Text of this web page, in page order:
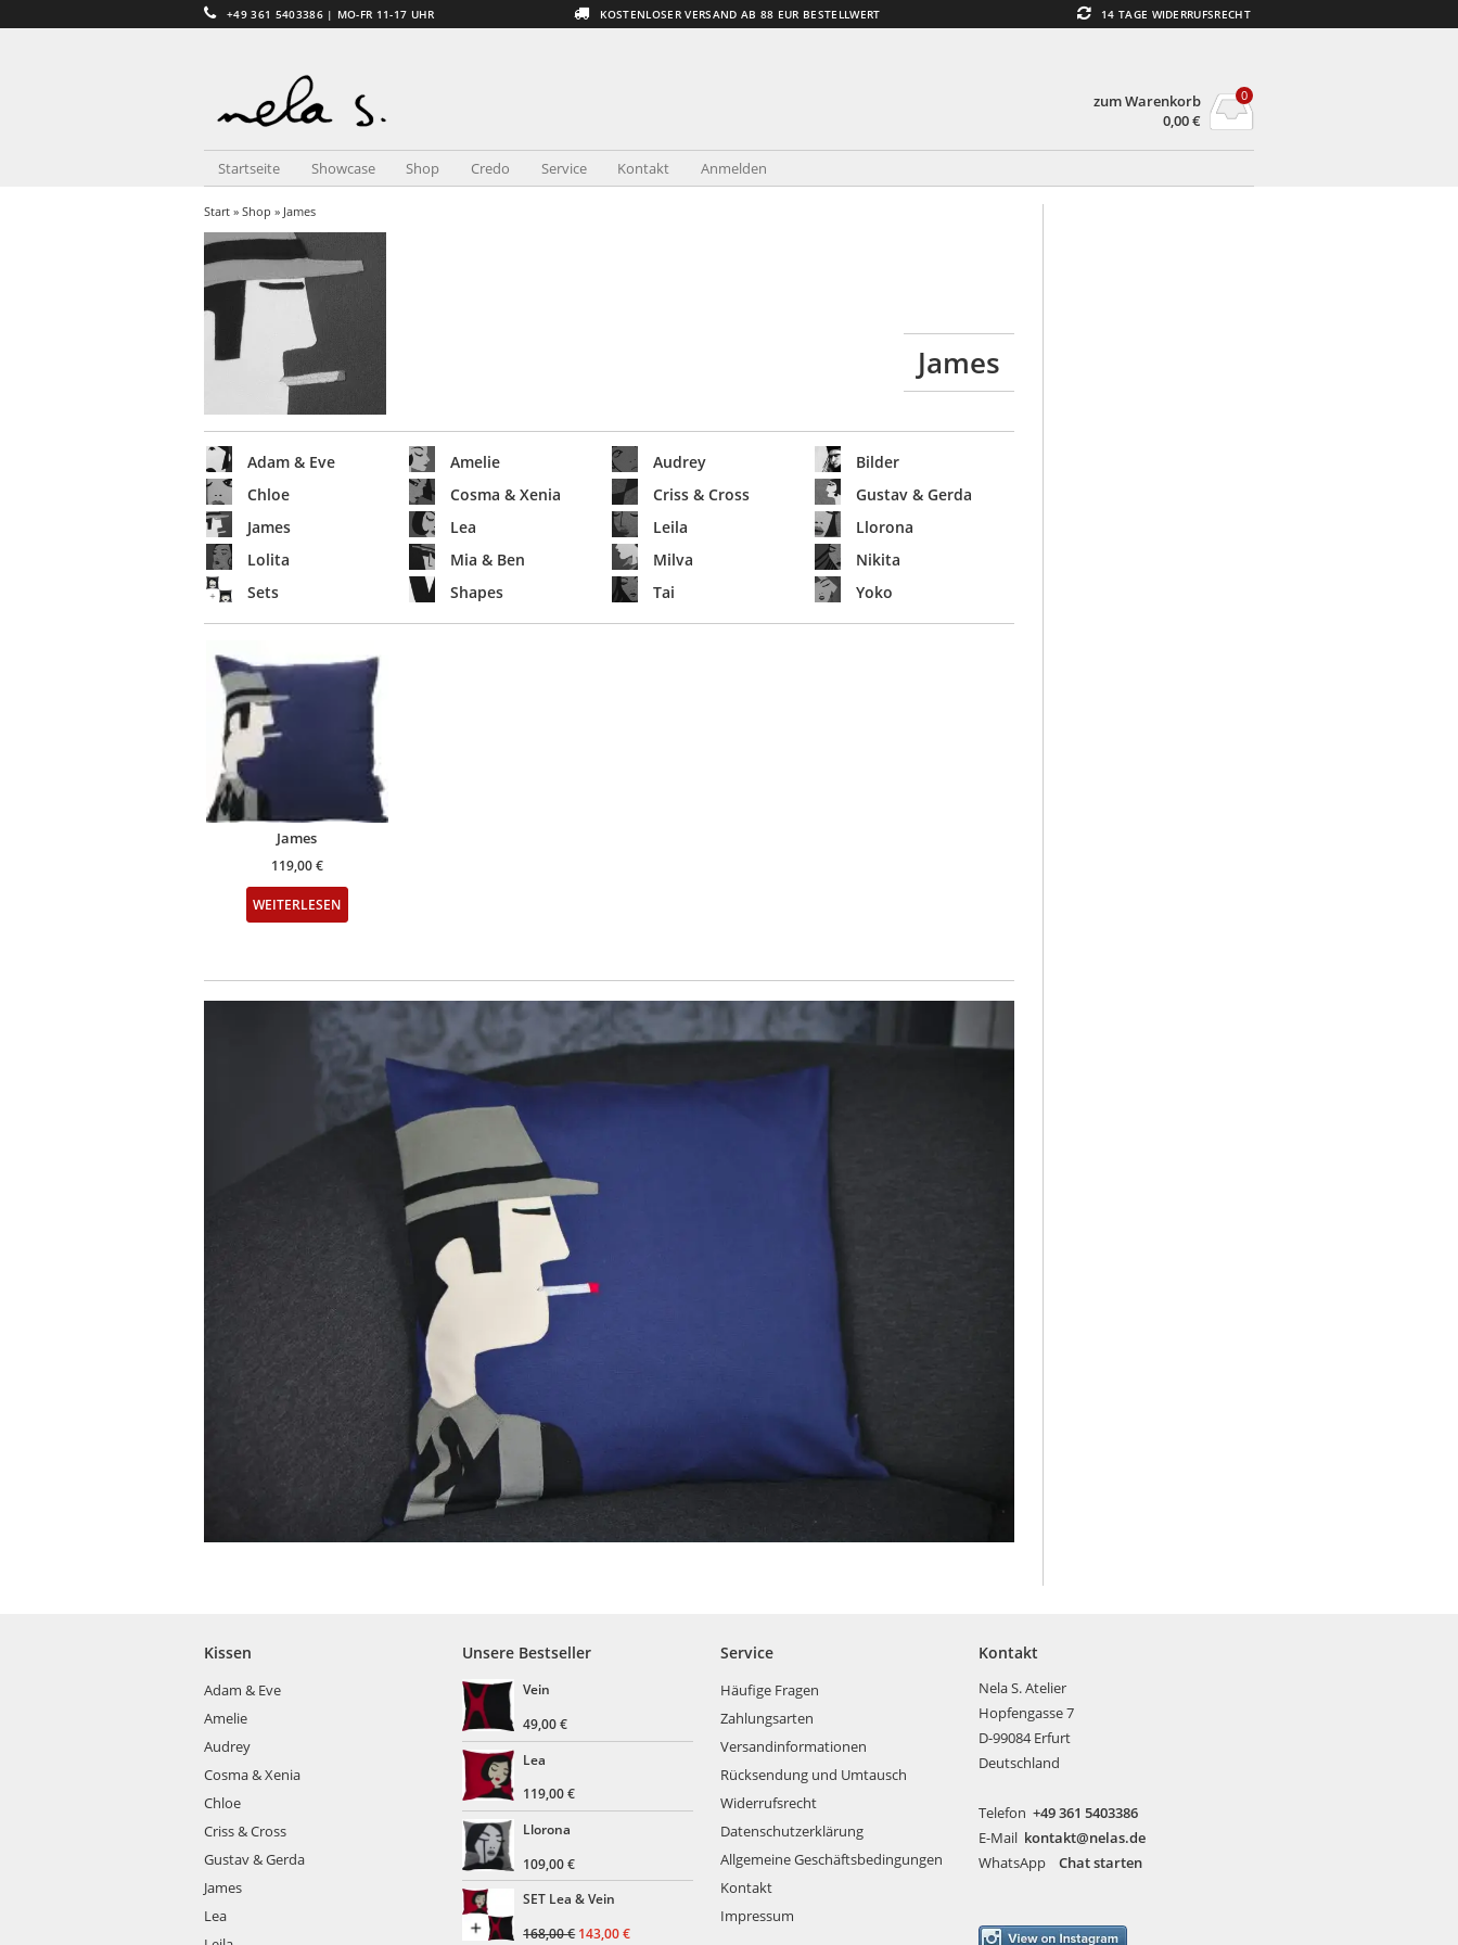
+49 361 5403386 | MO-FR 11-17 UHR KOSTENLOSER VERSAND AB 88 EUR BESTELLWERT 14 TAGE WIDERRUFSRECHT
zum Warenkorb
0,00€
0
Startseite Showcase Shop Credo Service Kontakt Anmelden
Start » Shop » James
James
Adam & Eve Amelie Audrey
Bilder
Chloe
Cosma & Xenia Criss & Cross
Gustav & Gerda
James
Lea Leila
Llorona
Lolita
Mia & Ben Milva
Nikita
Sets
Shapes Tai Yoko
James
119,00€
WEITERLESEN
Kissen
Adam & Eve
Amelie
Audrey
Cosma & Xenia
Chloe
Criss & Cross
Gustav & Gerda
James
Lea
Unsere Bestseller
Vein
49,00€
Lea
119,00€
Llorona
109,00€
SET Lea & Vein
168,00€ Ursprünglicher
143,00€Aktueller
Service
Häufige Fragen
Zahlungsarten
Versandinformationen
Rücksendung und Umtausch
Widerrufsrecht
Datenschutzerklärung
Allgemeine Geschäftsbedingungen
Kontakt
Impressum
Kontakt
Nela S. Atelier
Hopfengasse 7
D-99084 Erfurt
Deutschland
Telefon +49 361 5403386
E-Mail kontakt@nelas.de
WhatsApp Chat starten